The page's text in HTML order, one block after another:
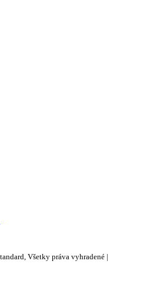
Všetky práva vyhradené |